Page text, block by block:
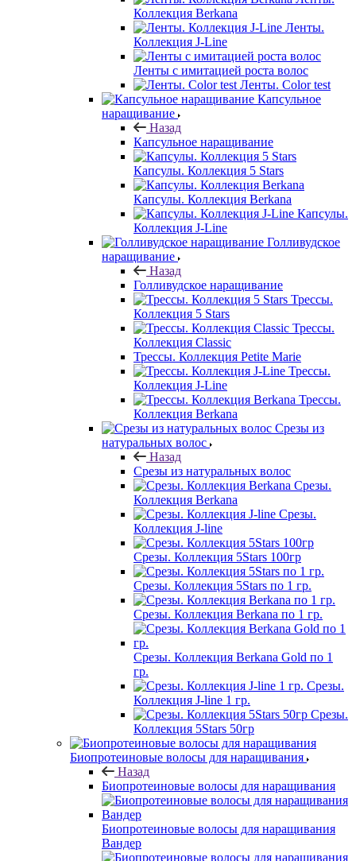
Коллекция Berkana
Ленты.
Коллекция J-Line
Ленты с имитацией роста волос
Ленты. Color test
Капсульное
наращивание
Назад
Капсульное наращивание
Капсулы. Коллекция 5 Stars
Капсулы. Коллекция Berkana
Капсулы.
Коллекция J-Line
Голливудское
наращивание
Назад
Голливудское наращивание
Трессы.
Коллекция 5 Stars
Трессы.
Коллекция Classic
Трессы. Коллекция Petite Marie
Трессы.
Коллекция J-Line
Трессы.
Коллекция Berkana
Срезы из
натуральных волос
Назад
Срезы из натуральных волос
Срезы.
Коллекция Berkana
Срезы.
Коллекция J-line
Срезы. Коллекция 5Stars 100гр
Срезы. Коллекция 5Stars по 1 гр.
Срезы. Коллекция Berkana по 1 гр.
Срезы. Коллекция Berkana Gold по 1
гр.
Срезы.
Коллекция J-line 1 гр.
Срезы.
Коллекция 5Stars 50гр
Биопротеиновые волосы для наращивания
Назад
Биопротеиновые волосы для наращивания
Биопротеиновые волосы для наращивания
Вандер